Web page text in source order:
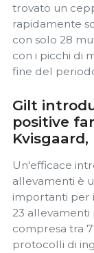
trovato un
rapidamente
con solo 28
con i picchi di
fine del
Gilt
positive
Kvisgaard,
Un'efficace
allevamenti è
importanti per
23 allevamenti
compresa tra
protocolli di